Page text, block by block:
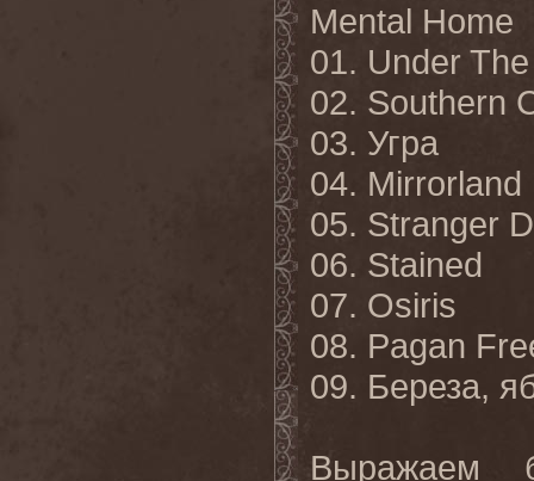
Mental Home
01. Under
02. Southern
03. Угра
04. Mirrorland
05. Stranger
06. Stained
07. Osiris
08. Pagan
09. Береза,
Выражаем